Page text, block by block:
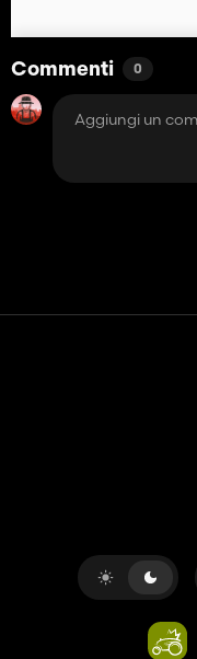
Commenti 0